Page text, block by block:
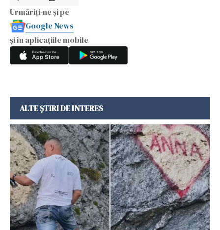
Urmăriți-ne și pe
Google News
și în aplicațiile mobile
ALTE ȘTIRI DE INTERES